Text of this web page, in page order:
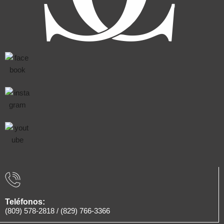
Teléfonos:
(809) 578-2818 / (829) 766-3366